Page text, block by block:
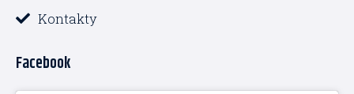
Kontakty
Facebook